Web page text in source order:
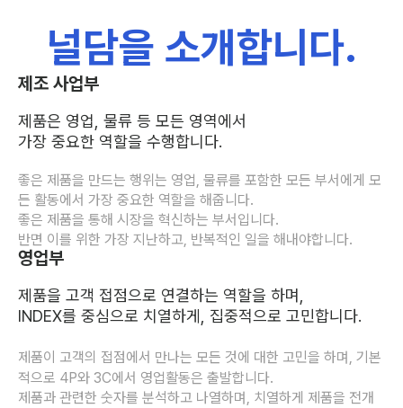
널담을 소개합니다.
제조 사업부
제품은 영업, 물류 등 모든 영역에서
가장 중요한 역할을 수행합니다.
​​좋은 제품을 만드는 행위는 영업, 물류를 포함한 모든 부서에게 모
든 활동에서 가장 중요한 역할을 해줍니다.
좋은 제품을 통해 시장을 혁신하는 부서입니다.
반면 이를 위한 가장 지난하고, 반복적인 일을 해내야합니다.
영업부
제품을 고객 접점으로 연결하는 역할을 하며,
INDEX를 중심으로 치열하게, 집중적으로 고민합니다.
제품이 고객의 접점에서 만나는 모든 것에 대한 고민을 하며, 기본
적으로 4P와 3C에서 영업활동은 출발합니다.
제품과 관련한 숫자를 분석하고 나열하며, 치열하게 제품을 전개